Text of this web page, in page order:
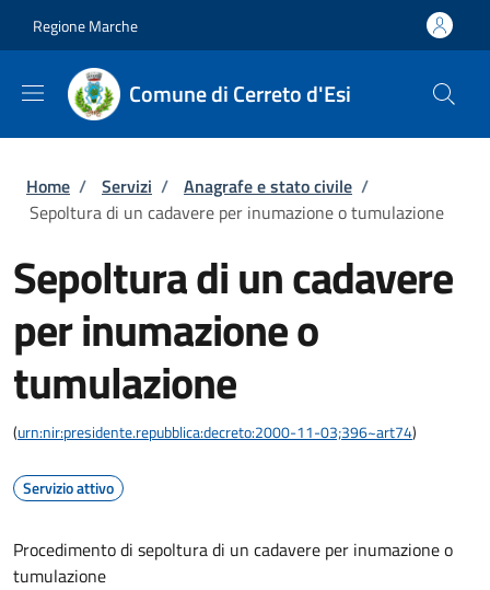
Regione Marche
Comune di Cerreto d'Esi
Briciole di pane
Home / Servizi / Anagrafe e stato civile /
Sepoltura di un cadavere per inumazione o tumulazione
Sepoltura di un cadavere
per inumazione o
tumulazione
(urn:nir:presidente.repubblica:decreto:2000-11-03;396~art74)
Servizio attivo
Procedimento di sepoltura di un cadavere per inumazione o
tumulazione